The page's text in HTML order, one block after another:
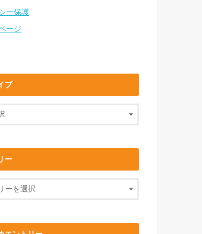
ー保護
ージ
ブ
ー